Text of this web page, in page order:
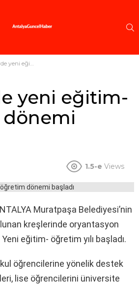
öğretim dönemi başladı
yeni eğitim-
1.5-e Views
Muratpaşa Belediyesi’nin
kreşlerinde oryantasyon
eğitim- öğretim yılı başladı.
öğrencilerine yönelik destek
lise öğrencilerini üniversite